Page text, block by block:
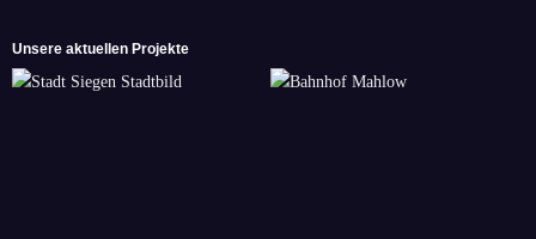
Unsere aktuellen Projekte